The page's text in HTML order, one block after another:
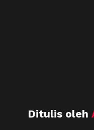
Ditulis oleh